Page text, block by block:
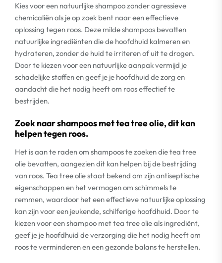
Kies voor een natuurlijke shampoo zonder agressieve
chemicaliën als je op zoek bent naar een effectieve
oplossing tegen roos. Deze milde shampoos bevatten
natuurlijke ingrediënten die de hoofdhuid kalmeren en
hydrateren, zonder de huid te irriteren of uit te drogen.
Door te kiezen voor een natuurlijke aanpak vermijd je
schadelijke stoffen en geef je je hoofdhuid de zorg en
aandacht die het nodig heeft om roos effectief te
bestrijden.
Zoek naar shampoos met tea tree olie, dit kan
helpen tegen roos.
Het is aan te raden om shampoos te zoeken die tea tree
olie bevatten, aangezien dit kan helpen bij de bestrijding
van roos. Tea tree olie staat bekend om zijn antiseptische
eigenschappen en het vermogen om schimmels te
remmen, waardoor het een effectieve natuurlijke oplossing
kan zijn voor een jeukende, schilferige hoofdhuid. Door te
kiezen voor een shampoo met tea tree olie als ingrediënt,
geef je je hoofdhuid de verzorging die het nodig heeft om
roos te verminderen en een gezonde balans te herstellen.